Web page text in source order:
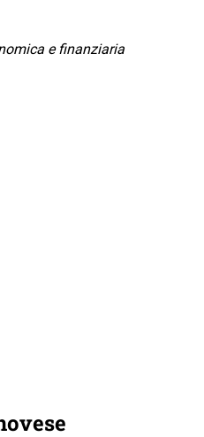
e finanziaria